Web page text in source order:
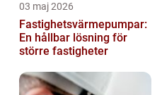
03 maj 2026
Fastighetsvärmepumpar:
En hållbar lösning för
större fastigheter